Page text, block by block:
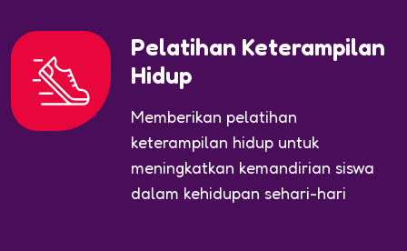
Pelatihan Keterampilan
Hidup
Memberikan pelatihan
keterampilan hidup untuk
meningkatkan kemandirian siswa
dalam kehidupan sehari-hari